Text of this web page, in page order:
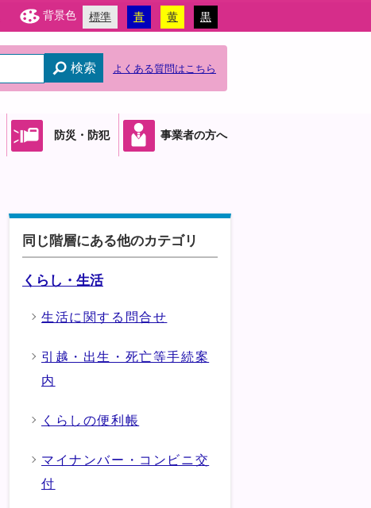
背景色 標準 青 黄 黒
検索 よくある質問はこちら
防災・防犯 事業者の方へ
同じ階層にある他のカテゴリ
くらし・生活
生活に関する問合せ
引越・出生・死亡等手続案
内
くらしの便利帳
マイナンバー・コンビニ交
付